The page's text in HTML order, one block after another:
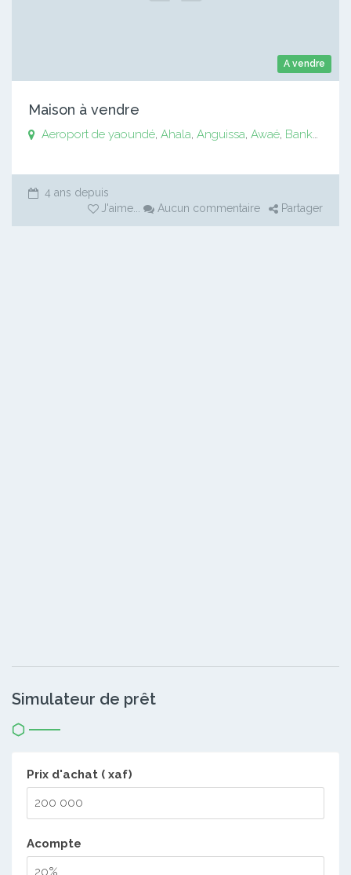
A vendre
Maison à vendre
Aeroport de yaoundé, Ahala Anguissa Awaé, Bankomo
4 ans depuis
J'aime ... Aucun commentaire Partager
Simulateur de prêt
Prix d'achat ( xaf)
Acompte